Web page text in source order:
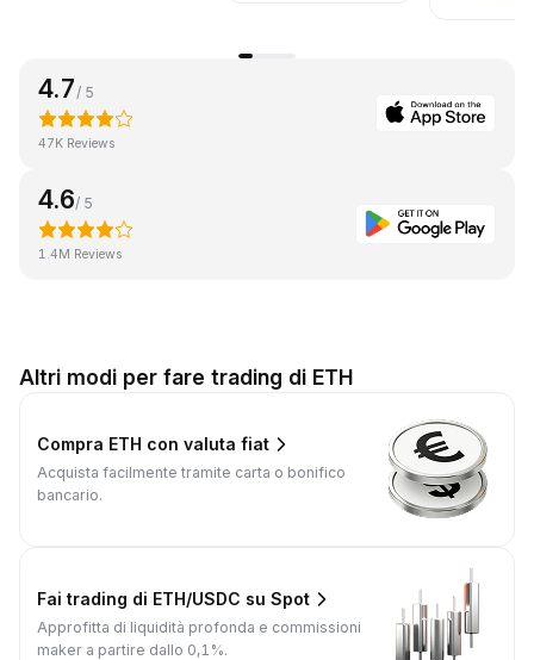
4.7 / 5
47K Reviews
4.6/ 5
1.4M Reviews
Altri modi per fare trading di ETH
Compra ETH con valuta fiat
Acquista facilmente tramite carta o bonifico
bancario.
Fai trading di ETH/USDC su Spot
Approfitta di liquidità profonda e commissioni
maker a partire dallo 0,1%.